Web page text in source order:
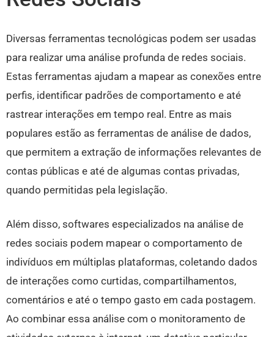
Diversas ferramentas tecnológicas podem ser usadas
para realizar uma análise profunda de redes sociais.
Estas ferramentas ajudam a mapear as conexões entre
perfis, identificar padrões de comportamento e até
rastrear interações em tempo real. Entre as mais
populares estão as ferramentas de análise de dados,
que permitem a extração de informações relevantes de
contas públicas e até de algumas contas privadas,
quando permitidas pela legislação.
Além disso, softwares especializados na análise de
redes sociais podem mapear o comportamento de
indivíduos em múltiplas plataformas, coletando dados
de interações como curtidas, compartilhamentos,
comentários e até o tempo gasto em cada postagem.
Ao combinar essa análise com o monitoramento de